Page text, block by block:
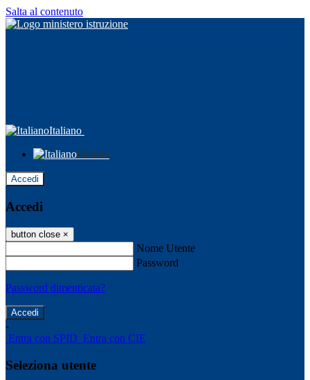
Salta al contenuto
Italiano
Italiano
Accedi
Accedi
button close ×
Nome Utente
Password
Password dimenticata?
-
Entra con SPID Entra con CIE
Seleziona utente